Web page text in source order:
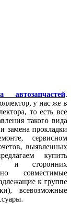
автозапчастей.
у нас же в
то есть все
такого вида
замена прокладки
сервисном
выявленных
купить
и сторонних
совместимые
к группе
всевозможные